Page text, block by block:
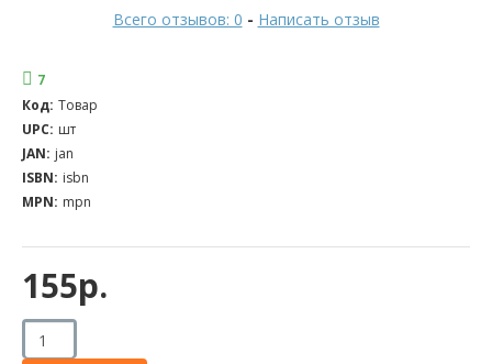
Всего отзывов: 0 - Написать отзыв
155р.
7
Код: Товар
UPC: шт
JAN: jan
ISBN: isbn
MPN: mpn